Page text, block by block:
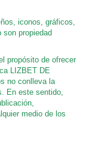
iconos, gráficos,
propiedad
propósito de ofrecer
LIZBET DE
no conlleva la
En este sentido,
medio de los